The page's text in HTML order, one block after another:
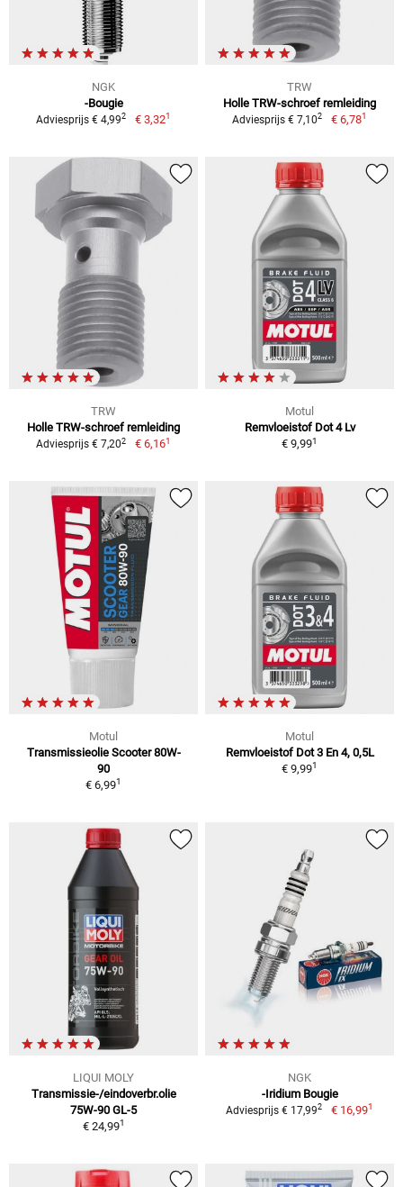
NGK
-Bougie
Adviesprijs € 4,992 € 3,321
TRW
Holle TRW-schroef remleiding
Adviesprijs € 7,102 € 6,781
TRW
Holle TRW-schroef remleiding
Adviesprijs € 7,202 € 6,161
Motul
Remvloeistof Dot 4 Lv
€ 9,991
Motul
Transmissieolie Scooter 80W-
90
€ 6,991
Motul
Remvloeistof Dot 3 En 4, 0,5L
€ 9,991
LIQUI MOLY
Transmissie-/eindoverbr.olie
75W-90 GL-5
€ 24,991
NGK
-Iridium Bougie
Adviesprijs € 17,992 € 16,991